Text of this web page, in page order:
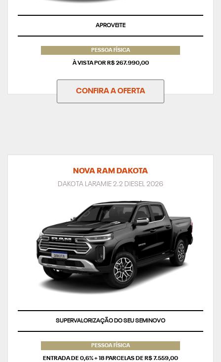
APROVEITE
PESSOA FÍSICA
À VISTA POR R$ 267.990,00
CONFIRA A OFERTA
NOVA RAM DAKOTA
DAKOTA LARAMIE 2.2 DIESEL 2026
TAXA ZERO
PESSOA FÍSICA
ENTRADA DE 0,6% + 18 PARCELAS DE R$ 7.559,00